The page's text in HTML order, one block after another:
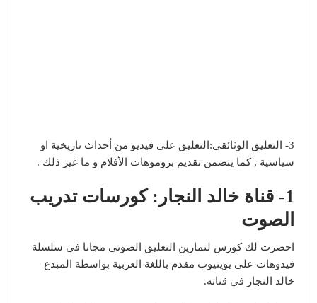
3- التعليق الوثائقي:التعليق على فيديو من أحداث تاريخية او
سياسية , كما يتضمن تقديم بروموهات الأفلام و ما غير ذلك .
1- قناة خالد النجار: كورسات تدريب
الصوت
احضرت لك كورس لتمارين التعليق الصوتي مجانا في سلسلة
فيدوهات على يويتيوب مقدم باللغة العربية بواسطة المبدع
خالد النجار في قناته.